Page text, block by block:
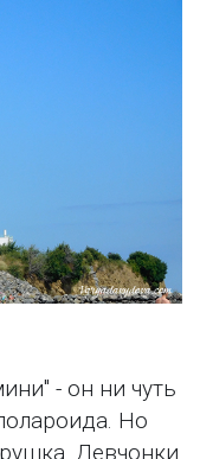
- он ни чуть
Но
Девчонки